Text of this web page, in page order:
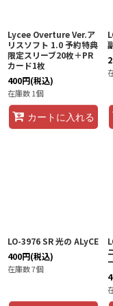
Lycee Overture Ver.ア
リスソフト 1.0 予約特典
限定スリーブ20枚＋PR
カード1枚
400円(税込)
在庫数 1個
カートに入れる
LO-3976 SR 光の ALyCE
400円(税込)
在庫数 7個